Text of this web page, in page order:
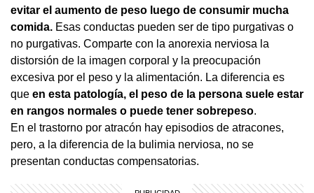
evitar el aumento de peso luego de consumir mucha
comida. Esas conductas pueden ser de tipo purgativas o
no purgativas. Comparte con la anorexia nerviosa la
distorsión de la imagen corporal y la preocupación
excesiva por el peso y la alimentación. La diferencia es
que en esta patología, el peso de la persona suele estar
en rangos normales o puede tener sobrepeso.
En el trastorno por atracón hay episodios de atracones,
pero, a la diferencia de la bulimia nerviosa, no se
presentan conductas compensatorias.